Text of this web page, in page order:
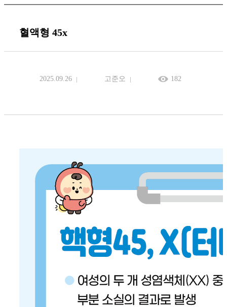
혈액형 45x
2025.09.26 고준오 182